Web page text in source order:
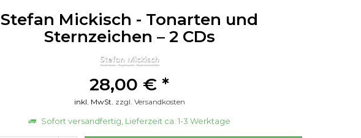
Stefan Mickisch - Tonarten und
Sternzeichen – 2 CDs
28,00 € *
inkl. MwSt. zzgl. Versandkosten
Sofort versandfertig, Lieferzeit ca. 1-3 Werktage